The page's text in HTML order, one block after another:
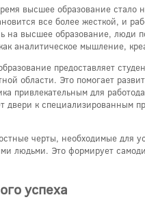
высшее образование стало
все более жесткой, и
на высшее образование, люди
аналитическое мышление,
предоставляет
области. Это помогает
привлекательным для
двери к специализированным
черты, необходимые для
людьми. Это формирует
успеха